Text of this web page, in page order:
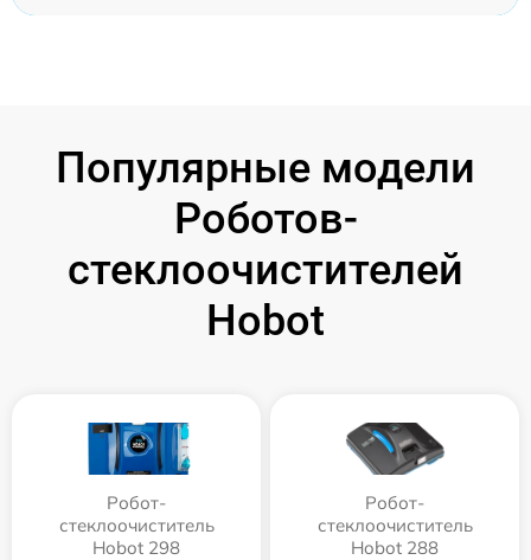
Популярные модели
Роботов-
стеклоочистителей
Hobot
Робот-
стеклоочиститель
Hobot 298
Робот-
стеклоочиститель
Hobot 288